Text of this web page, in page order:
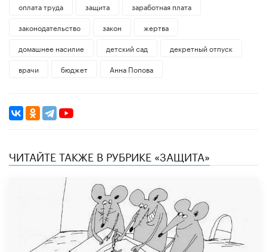
оплата труда
защита
заработная плата
законодательство
закон
жертва
домашнее насилие
детский сад
декретный отпуск
врачи
бюджет Анна Попова
ЧИТАЙТЕ ТАКЖЕ В РУБРИКЕ «ЗАЩИТА»